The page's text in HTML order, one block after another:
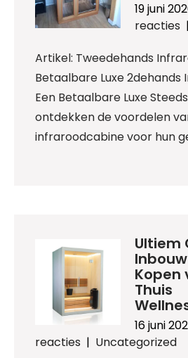
19 juni
reacties |
Artikel: Tweedehands
Betaalbare Luxe 2dehands
Een Betaalbare Luxe
ontdekken de voordelen
infraroodcabine voor hun
Ultiem
Kopen
Thuis
16 juni
reacties | Uncategorized